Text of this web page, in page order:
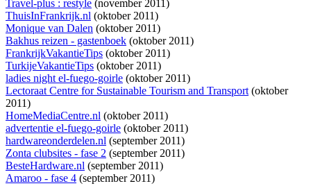
Travel-plus : restyle (november 2011)
ThuisInFrankrijk.nl (oktober 2011)
Monique van Dalen (oktober 2011)
Bakhus reizen - gastenboek (oktober 2011)
FrankrijkVakantieTips (oktober 2011)
TurkijeVakantieTips (oktober 2011)
ladies night el-fuego-goirle (oktober 2011)
Lectoraat Centre for Sustainable Tourism and Transport(oktober
2011)
HomeMediaCentre.nl (oktober 2011)
advertentie el-fuego-goirle (oktober 2011)
hardwareonderdelen.nl (september 2011)
Zonta clubsites - fase 2 (september 2011)
BesteHardware.nl (september 2011)
Amaroo - fase 4 (september 2011)